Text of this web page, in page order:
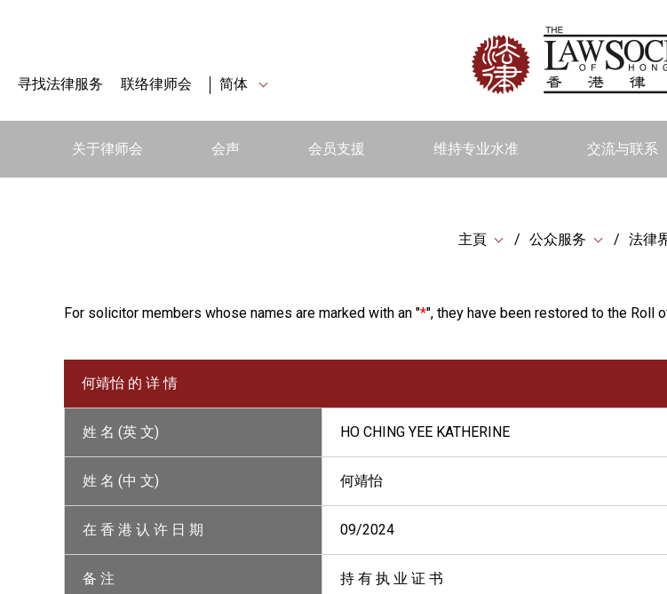
寻找法律服务 联络律师会 简体
关于律师会 会声 会员支援 维持专业水准 交流与联系
主頁 公众服务 法律
For solicitor members whose names are marked with an "*", they have been restored to the Roll
何靖怡 的 详 情
姓 名 (英 文) HO CHING YEE KATHERINE
姓 名 (中 文) 何靖怡
在 香 港 认 许 日 期 09/2024
备 注 持 有 执 业 证 书